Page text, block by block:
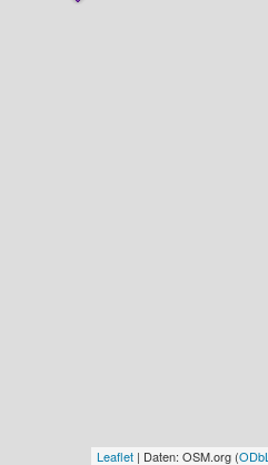
Leaflet | Daten: OSM.org (ODbL